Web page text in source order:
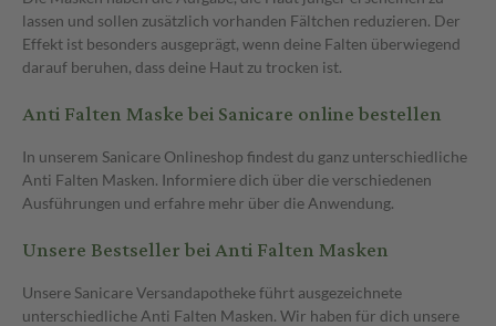
lassen und sollen zusätzlich vorhanden Fältchen reduzieren. Der
Effekt ist besonders ausgeprägt, wenn deine Falten überwiegend
darauf beruhen, dass deine Haut zu trocken ist.
Anti Falten Maske bei Sanicare online bestellen
In unserem Sanicare Onlineshop findest du ganz unterschiedliche
Anti Falten Masken. Informiere dich über die verschiedenen
Ausführungen und erfahre mehr über die Anwendung.
Unsere Bestseller bei Anti Falten Masken
Unsere Sanicare Versandapotheke führt ausgezeichnete
unterschiedliche Anti Falten Masken. Wir haben für dich unsere